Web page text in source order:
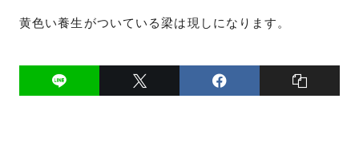
黄色い養生がついている梁は現しになります。